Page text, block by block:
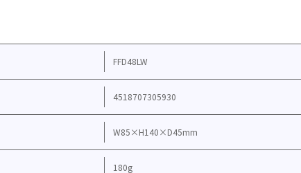
FFD48LW
4518707305930
W85×H140×D45mm
180g